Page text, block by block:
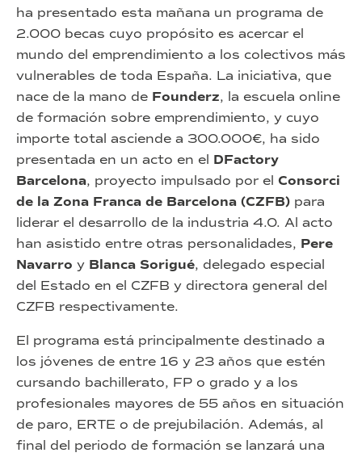
ha presentado esta mañana un programa de
2.000 becas cuyo propósito es acercar el
mundo del emprendimiento a los colectivos más
vulnerables de toda España. La iniciativa, que
nace de la mano de Founderz, la escuela online
de formación sobre emprendimiento, y cuyo
importe total asciende a 300.000€, ha sido
presentada en un acto en el DFactory
Barcelona, proyecto impulsado por el Consorci
de la Zona Franca de Barcelona (CZFB) para
liderar el desarrollo de la industria 4.0. Al acto
han asistido entre otras personalidades, Pere
Navarro y Blanca Sorigué, delegado especial
del Estado en el CZFB y directora general del
CZFB respectivamente.
El programa está principalmente destinado a
los jóvenes de entre 16 y 23 años que estén
cursando bachillerato, FP o grado y a los
profesionales mayores de 55 años en situación
de paro, ERTE o de prejubilación. Además, al
final del periodo de formación se lanzará una